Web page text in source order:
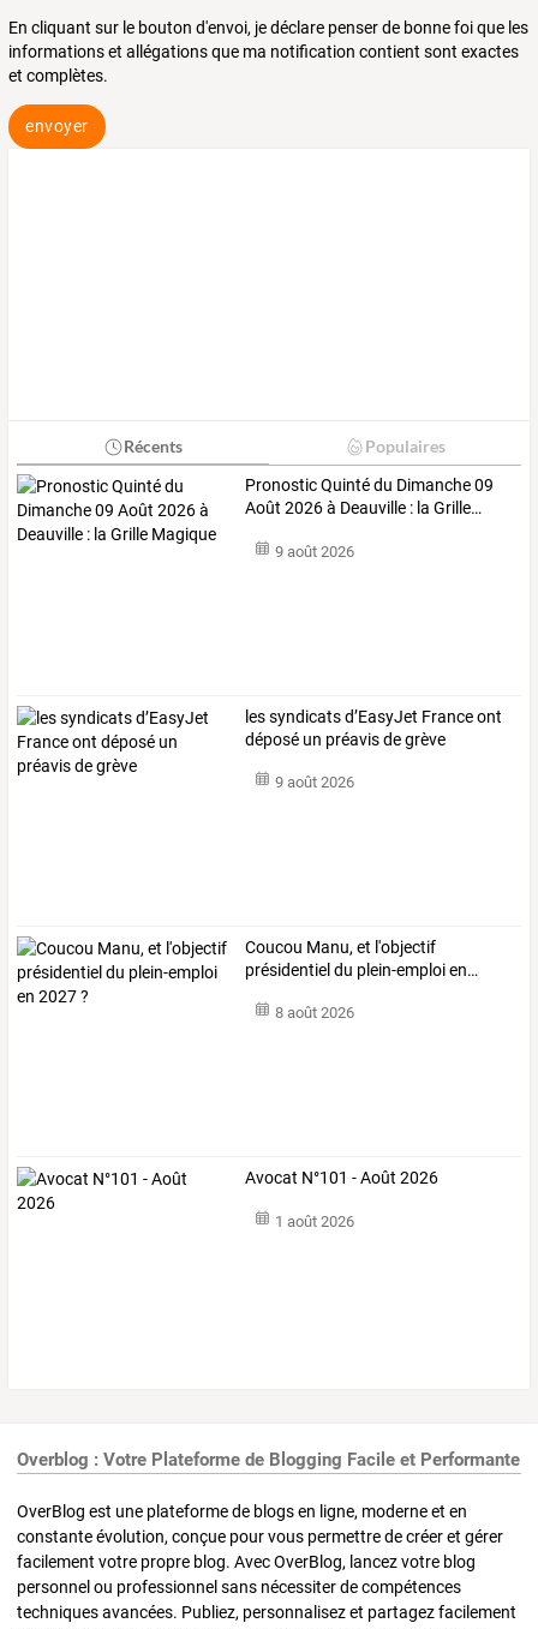
En cliquant sur le bouton d'envoi, je déclare penser de bonne foi que les
informations et allégations que ma notification contient sont exactes
et complètes.
envoyer
Récents Populaires
PronosticQuintédu Dimanche09
Août 2026à Deauville : la Grille…
9 août 2026
les syndicats d’EasyJet France ont
déposé un préavis de grève
9 août 2026
Coucou Manu, et l'objectif
présidentiel du plein-emploien…
8 août 2026
Avocat N°101 - Août 2026
1 août 2026
Overblog : Votre Plateforme de Blogging Facile et Performante
OverBlog est une plateforme de blogs en ligne, moderne et en
constante évolution, conçue pour vous permettre de créer et gérer
facilement votre propre blog. Avec OverBlog, lancez votre blog
personnel ou professionnel sans nécessiter de compétences
techniques avancées. Publiez, personnalisez et partagez facilement